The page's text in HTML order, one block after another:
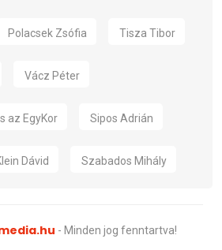
Polacsek Zsófia Tisza Tibor
Vácz Péter
az EgyKor Sipos Adrián
Dávid Szabados Mihály
- Minden jog fenntartva!